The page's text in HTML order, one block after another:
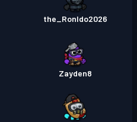
the_Ronldo2026
Zayden8